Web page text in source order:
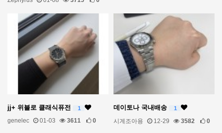
jj+ 위블로 클래식퓨전 1
genelec 01-03 3611 0
데이토나 국내배송 1
시계조아용 12-29 3582 0